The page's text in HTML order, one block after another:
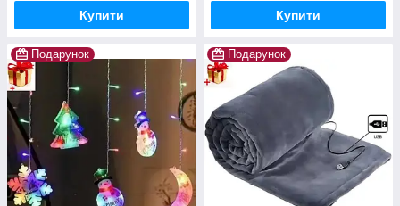
Купити Купити
Подарунок Подарунок